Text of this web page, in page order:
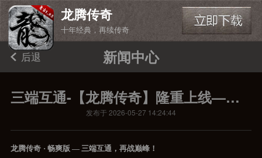
龙腾传奇
十年经典，再续传奇
后退 新闻中心
三端互通-【龙腾传奇】隆重上线——张家辉倾情代言
发布于 2026-05-27 14:24:44
龙腾传奇 · 畅爽版 — 三端互通，再战巅峰！